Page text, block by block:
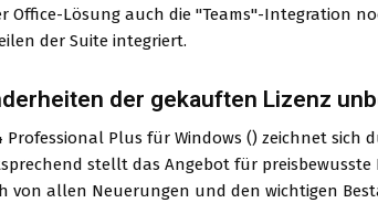
Office-Lösung auch die "Teams"-Integration
der Suite integriert.
der gekauften Lizenz
Professional Plus für Windows () zeichnet sich
stellt das Angebot für
von allen Neuerungen und den wichtigen